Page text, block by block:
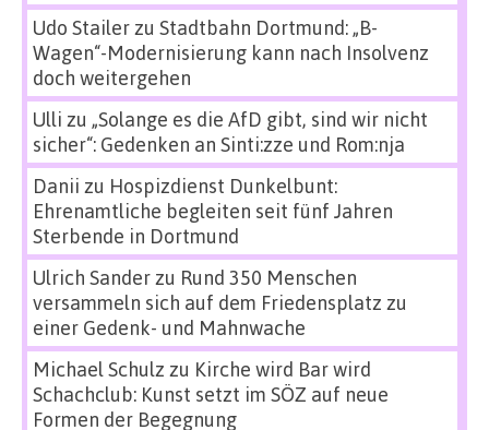
Udo Stailerzu Stadtbahn Dortmund: „B-
Wagen“-Modernisierung kann nach Insolvenz
doch weitergehen
Ulli zu „Solange es die AfD gibt, sind wir nicht
sicher“: Gedenken an Sinti:zze und Rom:nja
Danii zu Hospizdienst Dunkelbunt:
Ehrenamtliche begleiten seit fünf Jahren
Sterbende in Dortmund
Ulrich Sanderzu Rund 350 Menschen
versammeln sich auf dem Friedensplatz zu
einer Gedenk- und Mahnwache
Michael Schulz zu Kirche wird Bar wird
Schachclub: Kunst setzt im SÖZ auf neue
Formen der Begegnung